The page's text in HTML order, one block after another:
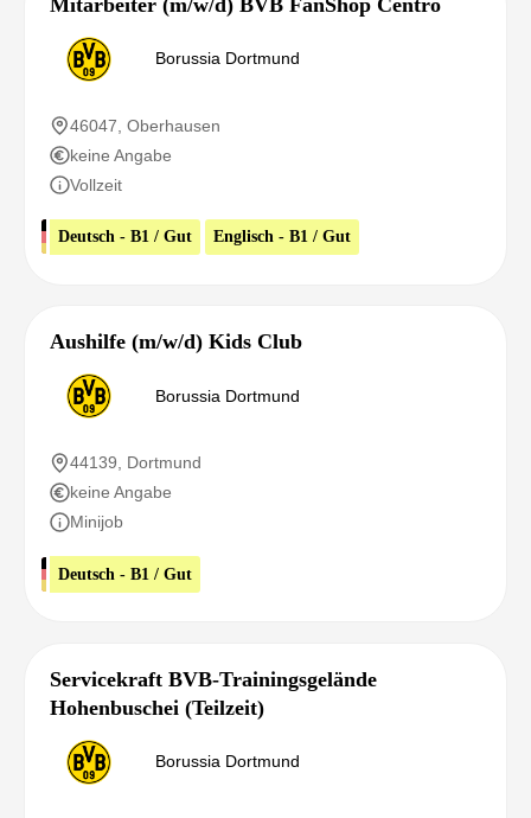
Borussia Dortmund
46047, Oberhausen
keine Angabe
Vollzeit
Deutsch - B1 / Gut Englisch - B1 / Gut
Aushilfe (m/w/d) Kids Club
Borussia Dortmund
44139, Dortmund
keine Angabe
Minijob
Deutsch - B1 / Gut
Servicekraft BVB-Trainingsgelände
Hohenbuschei (Teilzeit)
Borussia Dortmund